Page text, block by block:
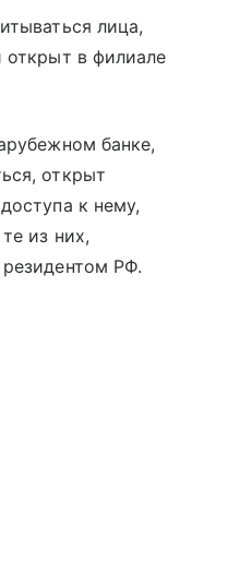
лица,
открыт в филиале
банке,
открыт
к нему,
из них,
РФ.